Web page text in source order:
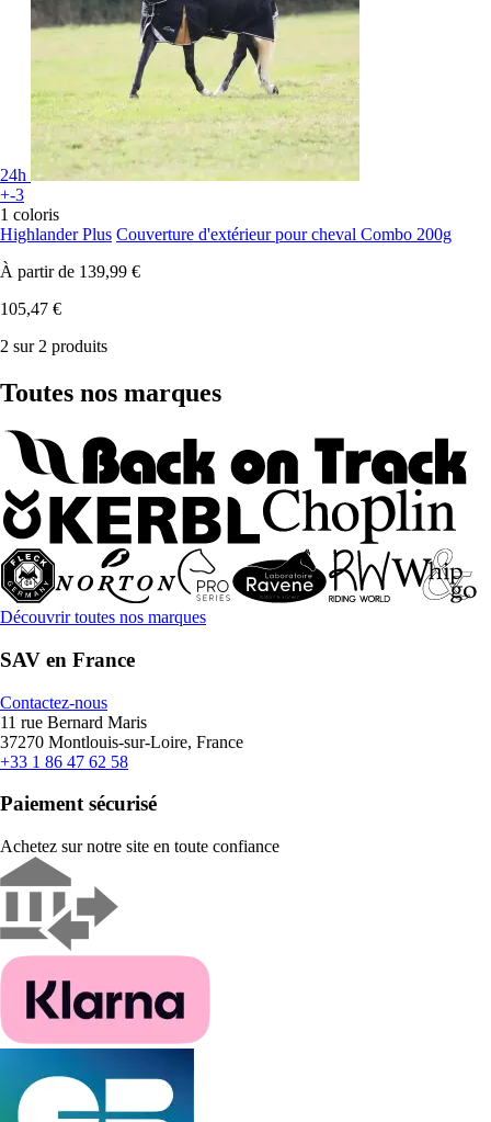
24h
+-3
1 coloris
Highlander Plus Couverture d'extérieur pour cheval Combo 200g
À partir de 139,99 €
105,47 €
2 sur 2 produits
Toutes nos marques
Découvrir toutes nos marques
SAV en France
Contactez-nous
11 rue Bernard Maris
37270 Montlouis-sur-Loire, France
+33 1 86 47 62 58
Paiement sécurisé
Achetez sur notre site en toute confiance